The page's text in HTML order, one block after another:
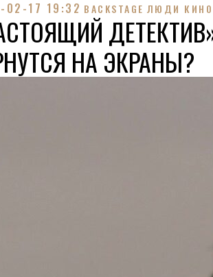
02-17 19:32 BACKSTAGE ЛЮДИ КИНО
НА ЭКРАНЫ?